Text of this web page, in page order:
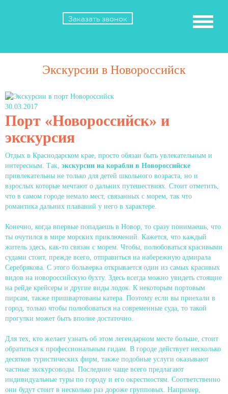
Заказать звонок
Экскурсии в Новороссийск
30.03.2017
Порт «Новороссийск» и
экскурсия
Отдых в Краснодарском крае, просто обязан быть увлекательным и
интересным. Так, экскурсии на корабли в Новороссийске
привлекательны не только для детей школьного возраста, но и
взрослых которые мечтают о дальних путешествиях. Стоит отметить,
что в самом городе немало мест, связанных с морем, так что
романтика дальних плаваний у него в характере.
Конечно, когда впервые попадаешь в Новор, то сразу понимаешь, что
ты очутился в мире морских приключений. Кажется, что каждый
житель здесь, как-то связан с морем. Чтобы, полюбоваться красивыми
судами стоит, прежде всего, отправиться на набережную адмирала
Серебрякова. С этого больверка открывается один из самых красивых
видов на новороссийскую бухту. Здесь всегда можно увидеть стоящие
на рейде крейсеры и другие виды лодок. К некоторым портовым
пирсам, также пришвартованы катера. Поэтому если вы приехали в
город, только чтобы полюбоваться на современные суда, то такой
прогулки может быть вполне достаточно.
Для тех, кто желает узнать об этом легендарном месте больше, стоит
обратиться к профессиональным гидам. В городе действует несколько
десятков туристических фирм, также подобные услуги оказывают
частные экскурсоводы. Последние чаще всего предлагают
индивидуальные туры по городу и его окрестностям. Соответственно
они будут стоит в несколько раз дороже групповых. Например,